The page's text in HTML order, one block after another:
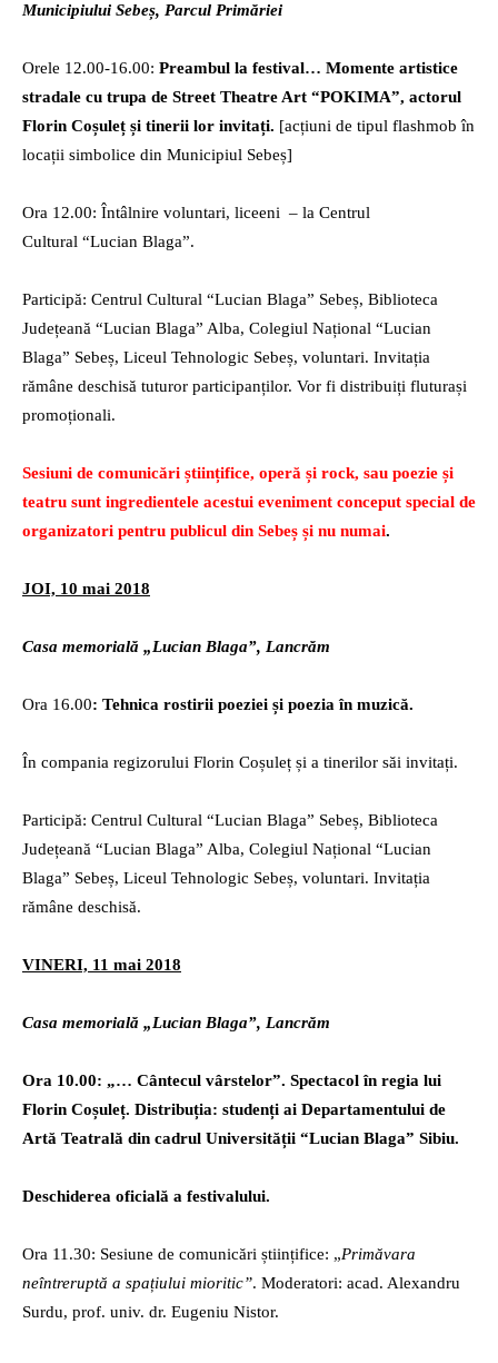
Municipiului Sebeș, Parcul Primăriei
Orele 12.00-16.00: Preambul la festival… Momente artistice
stradale cu trupa de Street Theatre Art “POKIMA”, actorul
Florin Coșuleț și tinerii lor invitați. [acțiuni de tipul flashmob în
locații simbolice din Municipiul Sebeș]
Ora 12.00: Întâlnire voluntari, liceeni – la Centrul
Cultural “Lucian Blaga”.
Participă: Centrul Cultural “Lucian Blaga” Sebeș, Biblioteca
Județeană “Lucian Blaga” Alba, Colegiul Național “Lucian
Blaga” Sebeș, Liceul Tehnologic Sebeș, voluntari. Invitația
rămâne deschisă tuturor participanților. Vor fi distribuiți fluturași
promoționali.
Sesiuni de comunicări științifice, operă și rock, sau poezie și
teatru sunt ingredientele acestui eveniment conceput special de
organizatori pentru publicul din Sebeș și nu numai.
JOI, 10 mai 2018
Casa memorială „Lucian Blaga”, Lancrăm
Ora 16.00: Tehnica rostirii poeziei și poezia în muzică.
În compania regizorului Florin Coșuleț și a tinerilor săi invitați.
Participă: Centrul Cultural “Lucian Blaga” Sebeș, Biblioteca
Județeană “Lucian Blaga” Alba, Colegiul Național “Lucian
Blaga” Sebeș, Liceul Tehnologic Sebeș, voluntari. Invitația
rămâne deschisă.
VINERI, 11 mai 2018
Casa memorială „Lucian Blaga”, Lancrăm
Ora 10.00: „… Cântecul vârstelor”. Spectacol în regia lui
Florin Coșuleț. Distribuția: studenți ai Departamentului de
Artă Teatrală din cadrul Universității “Lucian Blaga” Sibiu.
Deschiderea oficială a festivalului.
Ora 11.30: Sesiune de comunicări științifice: „Primăvara
neîntreruptă a spațiului mioritic”. Moderatori: acad. Alexandru
Surdu, prof. univ. dr. Eugeniu Nistor.